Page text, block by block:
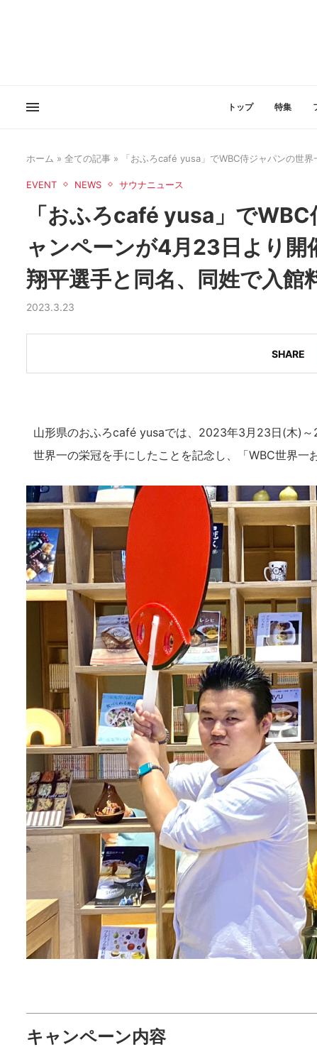
トップ 特集
ホーム » 全ての記事 » 「おふろcafé yusa」でWBC侍ジャパンの世
EVENT NEWS サウナニュース
「おふろcafé yusa」で
ャンペーンが4月23日より開
翔平選手と同名、同姓で入館
2023.3.23
SHARE
山形県のおふろcafé yusaでは、2023年3月23日(木)
世界一の栄冠を手にしたことを記念し、「WBC世界一
キャンペーン内容